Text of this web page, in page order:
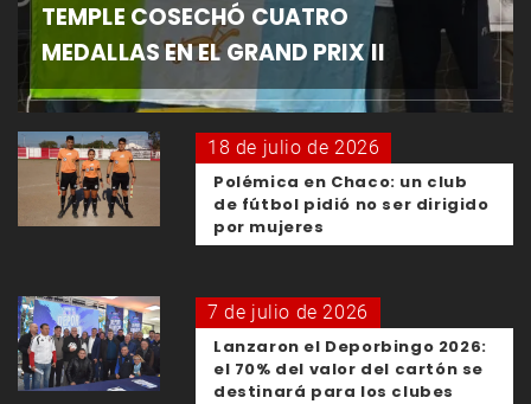
TEMPLE COSECHÓ CUATRO
MEDALLAS EN EL GRAND PRIX II
18 de julio de 2026
Polémica en Chaco: un club
de fútbol pidió no ser dirigido
por mujeres
7 de julio de 2026
Lanzaron el Deporbingo 2026:
el 70% del valor del cartón se
destinará para los clubes